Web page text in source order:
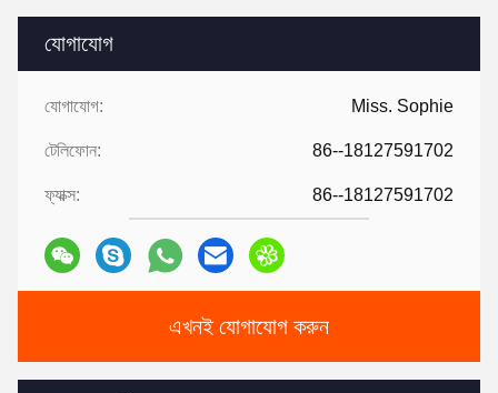
যোগাযোগ
যোগাযোগ: Miss. Sophie
টেলিফোন: 86--18127591702
ফ্যাক্স: 86--18127591702
এখনই যোগাযোগ করুন